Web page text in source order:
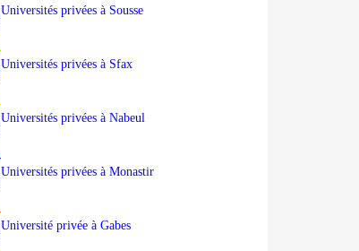
Universités privées à Sousse
Universités privées à Sfax
Universités privées à Nabeul
Universités privées à Monastir
Université privée à Gabes